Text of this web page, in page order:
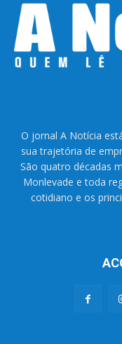
O jornal A Notícia
sua trajetória de
São quatro décadas
Monlevade e toda
cotidiano e os